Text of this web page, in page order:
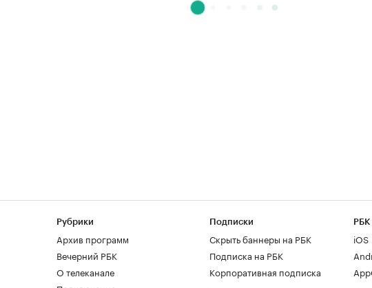
Рубрики
Архив программ
Вечерний РБК
О телеканале
Подписки
Скрыть баннеры на РБК
Подписка на РБК
Корпоративная подписка
РБК
iOS